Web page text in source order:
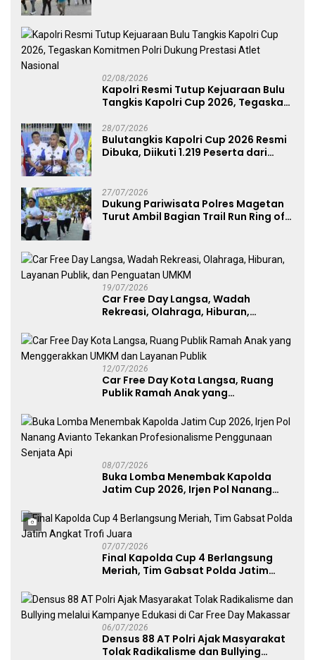
02/08/2026
Kapolri Resmi Tutup Kejuaraan Bulu
Tangkis Kapolri Cup 2026, Tegaskan
Atlet Nasional
28/07/2026
Bulutangkis Kapolri Cup 2026 Resmi
Dibuka, Diikuti 1.219 Peserta dari
27/07/2026
Dukung Pariwisata Polres Magetan
Turut Ambil Bagian Trail Run Ring of
19/07/2026
Car Free Day Langsa, Wadah
Rekreasi, Olahraga, Hiburan,
UMKM
12/07/2026
Car Free Day Kota Langsa, Ruang
Publik Ramah Anak yang
Publik
08/07/2026
Buka Lomba Menembak Kapolda
Jatim Cup 2026, Irjen Pol Nanang
Penggunaan Senjata Api
07/07/2026
Final Kapolda Cup 4 Berlangsung
Meriah, Tim Gabsat Polda Jatim
06/07/2026
Densus 88 AT Polri Ajak Masyarakat
Tolak Radikalisme dan Bullying